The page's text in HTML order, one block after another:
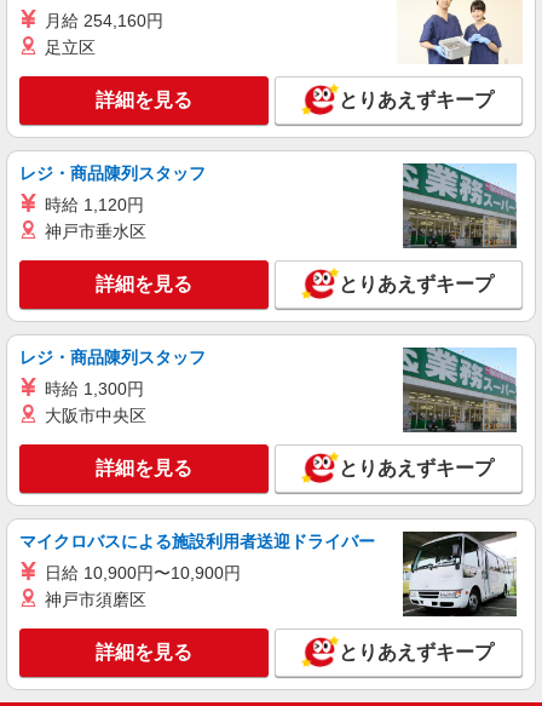
月給 254,160円
足立区
詳細を見る とりあえずキープ
レジ・商品陳列スタッフ
時給 1,120円
神戸市垂水区
詳細を見る とりあえずキープ
レジ・商品陳列スタッフ
時給 1,300円
大阪市中央区
詳細を見る とりあえずキープ
マイクロバスによる施設利用者送迎ドライバー
日給 10,900円〜10,900円
神戸市須磨区
詳細を見る とりあえずキープ